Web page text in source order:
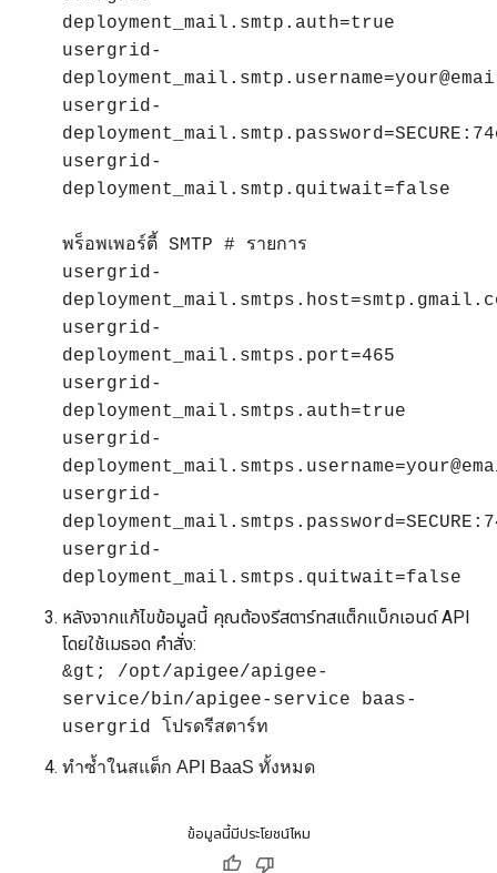
deployment_mail.smtp.auth=true
usergrid-
usergrid-
usergrid-
deployment_mail.smtp.quitwait=false
พร็อพเพอร์ตี้ SMTP # รายการ
usergrid-
usergrid-
deployment_mail.smtps.port=465
usergrid-
deployment_mail.smtps.auth=true
usergrid-
usergrid-
usergrid-
deployment_mail.smtps.quitwait=false
หลังจากแก้ไขข้อมูลนี้ คุณต้องรีสตาร์ทสแต็กแบ็กเอนด์ API
โดยใช้เมธอด คำสั่ง:
&gt; /opt/apigee/apigee-
service/bin/apigee-service baas-
usergrid โปรดรีสตาร์ท
ทำซ้ำในสแต็ก API BaaS ทั้งหมด
ข้อมูลนี้มีประโยชน์ไหม